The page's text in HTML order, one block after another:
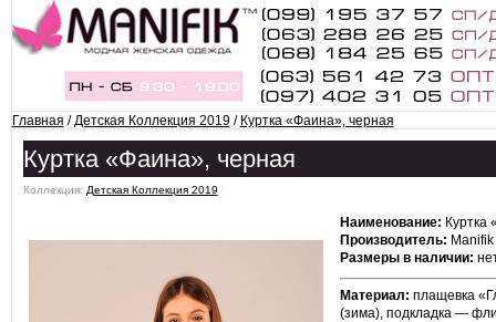
Главная /Детская Коллекция 2019/ Куртка «Фаина», черная
Куртка «Фаина», черная
Коллекция: Детская Коллекция 2019 ˑ
Наименование: Куртка
Производитель: Manifik
Размеры в наличии:
Материал: плащевка
(зима), подкладка —